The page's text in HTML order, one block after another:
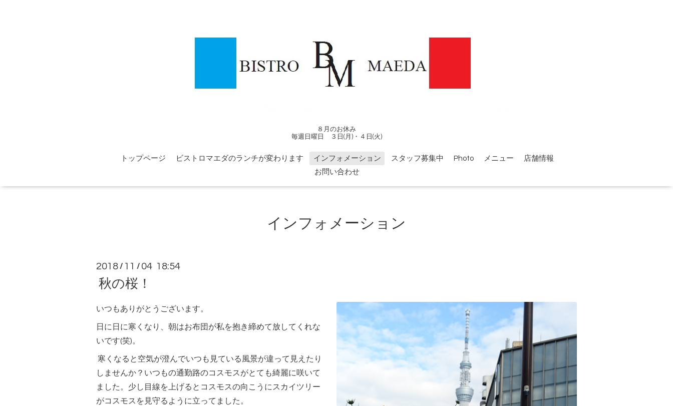
８月のお休み
毎週日曜日 ３日(月)・４日(火)
トップページ ビストロマエダのランチが変わります インフォメーション スタッフ募集中 Photo メニュー
店舗情報
お問い合わせ
インフォメーション
2018 / 11 / 04 18:54
秋の桜！
いつもありがとうございます。
日に日に寒くなり、朝はお布団が私を抱き締めて放してくれな
いです(笑)。
寒くなると空気が澄んでいつも見ている風景が違って見えたり
しませんか？いつもの通勤路のコスモスがとても綺麗に咲いて
ました。少し目線を上げるとコスモスの向こうにスカイツリー
がコスモスを見守るように立ってました。